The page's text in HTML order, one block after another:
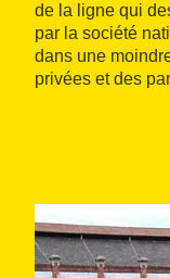
de la ligne qui
par la société
dans une
privées et des
également deux
l'histoire de
émouvant et